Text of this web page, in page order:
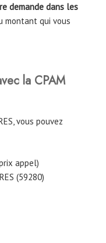
demande dans les
montant qui vous
la CPAM
vous pouvez
appel)
(59280)